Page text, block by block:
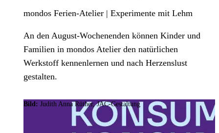
mondos Ferien-Atelier | Experimente mit Lehm
An den August-Wochenenden können Kinder und
Familien in mondos Atelier den natürlichen
Werkstoff kennenlernen und nach Herzenslust
gestalten.
Bild: Judith Anna Rüther, JAC-Gestaltung